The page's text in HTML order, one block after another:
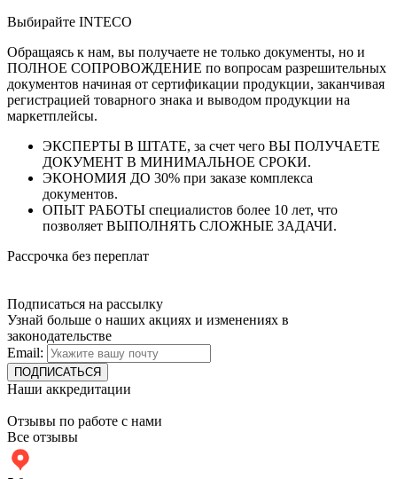
Выбирайте INTECO
Обращаясь к нам, вы получаете не только документы, но и
ПОЛНОЕ СОПРОВОЖДЕНИЕ по вопросам разрешительных
документов начиная от сертификации продукции, заканчивая
регистрацией товарного знака и выводом продукции на
маркетплейсы.
ЭКСПЕРТЫ В ШТАТЕ, за счет чего ВЫ ПОЛУЧАЕТЕ
ДОКУМЕНТ В МИНИМАЛЬНОЕ СРОКИ.
ЭКОНОМИЯ ДО 30% при заказе комплекса
документов.
ОПЫТ РАБОТЫ специалистов более 10 лет, что
позволяет ВЫПОЛНЯТЬ СЛОЖНЫЕ ЗАДАЧИ.
Рассрочка без переплат
Подписаться на рассылку
Узнай больше о наших акциях и изменениях в
законодательстве
Email:
Наши аккредитации
Отзывы по работе с нами
Все отзывы